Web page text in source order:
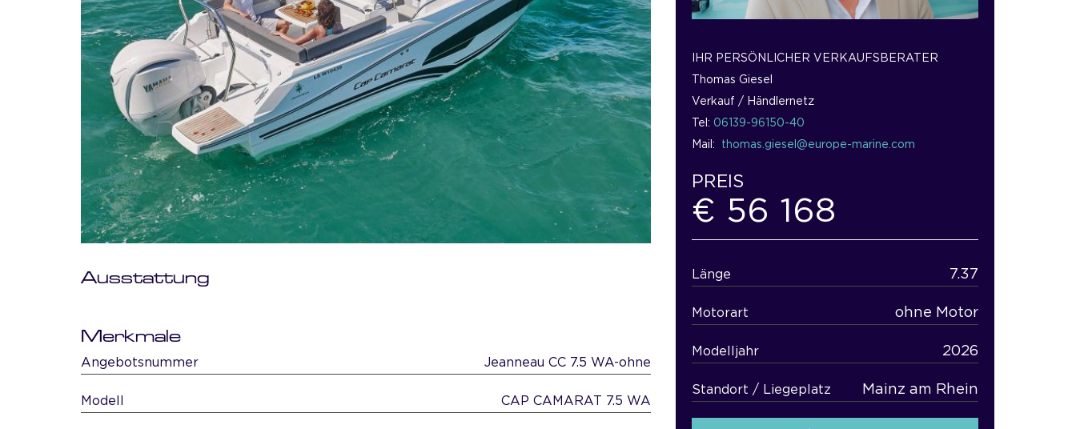
Ausstattung
Merkmale
Angebotsnummer Jeanneau CC 7.5 WA-ohne
Modell CAP CAMARAT 7.5 WA
IHR PERSÖNLICHER VERKAUFSBERATER
Thomas Giesel
Verkauf / Händlernetz
Tel: 06139-96150-40
Mail: thomas.giesel@europe-marine.com
PREIS
€ 56 168
Länge 7.37
Motorart ohne Motor
Modelljahr 2026
Standort / Liegeplatz Mainz am Rhein